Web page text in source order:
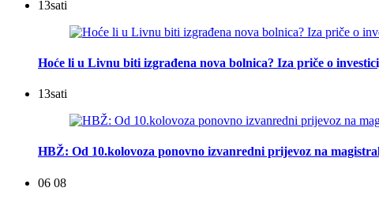
13sati
Hoće li u Livnu biti izgrađena nova bolnica? Iza priče o
13sati
HBŽ: Od 10.kolovoza ponovno izvanredni prijevoz na
06 08